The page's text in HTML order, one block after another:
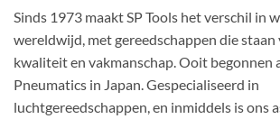
Sinds 1973 maakt SP Tools het verschil in
wereldwijd, met gereedschappen die
kwaliteit en vakmanschap. Ooit begonnen
Pneumatics in Japan. Gespecialiseerd in
luchtgereedschappen, en inmiddels is ons